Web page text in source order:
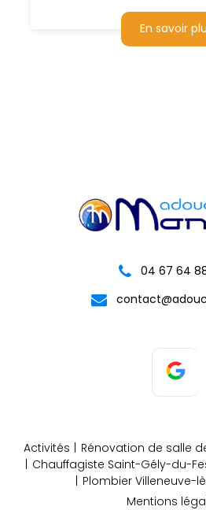
En savoir
04 67 64
Activités
Rénovation de salle
Chauffagiste Saint-Gély-du-
Plombier Villeneuve-
Mentions